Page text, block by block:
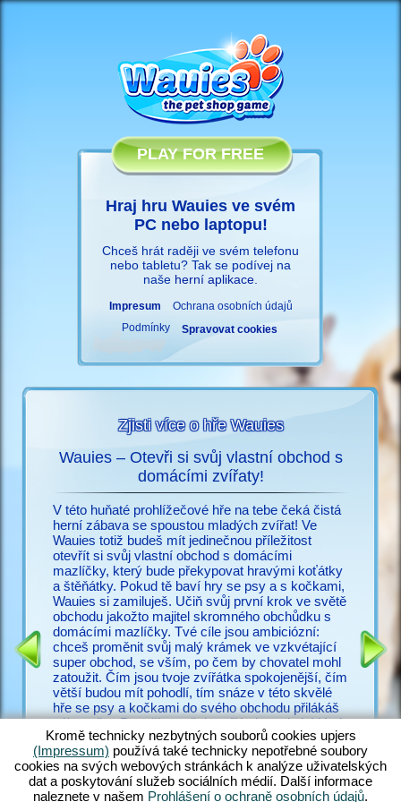
PLAY FOR FREE
Hraj hru Wauies ve svém
PC nebo laptopu!
Chceš hrát raději ve svém telefonu
nebo tabletu? Tak se podívej na
naše herní aplikace
Impresum
Ochrana osobních údajů
Podmínky
Spravovat cookies
Zjisti více o hře Wauies
Wauies – Otevři si svůj vlastní obchod s
domácími zvířaty!
V této huňaté prohlížečové hře na tebe čeká čistá
herní zábava se spoustou mladých zvířat! Ve
Wauies totiž budeš mít jedinečnou příležitost
otevřít si svůj vlastní obchod s domácími
mazlíčky, který bude překypovat hravými koťátky
a štěňátky. Pokud tě baví hry se psy a s kočkami,
Wauies si zamiluješ. Učiň svůj první krok ve světě
obchodu jakožto majitel skromného obchůdku s
domácími mazlíčky. Tvé cíle jsou ambiciózní:
chceš proměnit svůj malý krámek ve vzkvétající
super obchod, se vším, po čem by chovatel mohl
zatoužit. Čím jsou tvoje zvířátka spokojenější, čím
větší budou mít pohodlí, tím snáze v této skvělé
hře se psy a kočkami do svého obchodu přilákáš
zákazníky. Panečku – těch zvířátek tu ale je! Hraj
si s hopsajícími štěňátek čivavy, zadováděj si s
neustále hladovými štěňaty labradora, učeš huňaté
koťátko perské kočky a nakrm rozkošná koťátka
ragdoll – jen rozdat pár jmen. Objev ohromující
směsici hry Wauies, která v sobě kombinuje prvky
s
zakus
Kromě technicky nezbytných souborů cookies upjers
(Impressum) používá také technicky nepotřebné soubory
cookies na svých webových stránkách k analýze uživatelských
dat a poskytování služeb sociálních médií. Další informace
naleznete v našem Prohlášení o ochraně osobních údajů.